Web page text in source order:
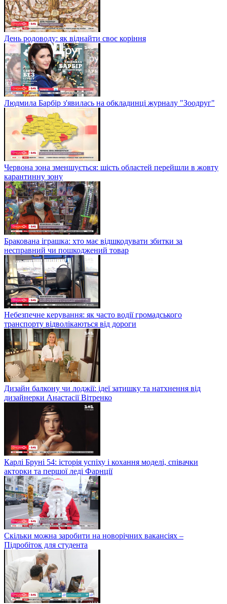
День родоводу: як віднайти своє коріння
Людмила Барбір з'явилась на обкладинці журналу "Зоодруг"
Червона зона зменшується: шість областей перейшли в жовту
карантинну зону
Бракована іграшка: хто має відшкодувати збитки за
несправний чи пошкоджений товар
Небезпечне керування: як часто водії громадського
транспорту відволікаються від дороги
Дизайн балкону чи лоджії: ідеї затишку та натхнення від
дизайнерки Анастасії Вітренко
Карлі Бруні 54: історія успіху і кохання моделі, співачки
акторки та першої леді Фарнції
Скільки можна заробити на новорічних вакансіях –
Підробіток для студента